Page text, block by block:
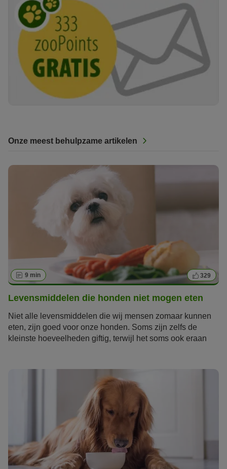
Onze meest behulpzame artikelen
9 min 329
Levensmiddelen die honden niet mogen eten
Niet alle levensmiddelen die wij mensen zomaar kunnen
eten, zijn goed voor onze honden. Soms zijn zelfs de
kleinste hoeveelheden giftig, terwijl het soms ook eraan
schadelijke en ongevaarlijke voedingsmiddelen voor je